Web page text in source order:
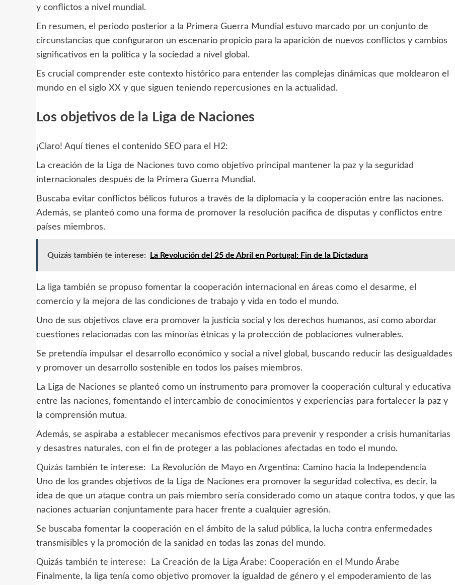
y conflictos a nivel mundial.
En resumen, el periodo posterior a la Primera Guerra Mundial estuvo marcado por un conjunto de
circunstancias que configuraron un escenario propicio para la aparición de nuevos conflictos y cambios
significativos en la política y la sociedad a nivel global.
Es crucial comprender este contexto histórico para entender las complejas dinámicas que moldearon el
mundo en el siglo XX y que siguen teniendo repercusiones en la actualidad.
Los objetivos de la Liga de Naciones
¡Claro! Aquí tienes el contenido SEO para el H2:
La creación de la Liga de Naciones tuvo como objetivo principal mantener la paz y la seguridad
internacionales después de la Primera Guerra Mundial.
Buscaba evitar conflictos bélicos futuros a través de la diplomacia y la cooperación entre las naciones.
Además, se planteó como una forma de promover la resolución pacífica de disputas y conflictos entre
países miembros.
Quizás también te interese: La Revolución del 25 de Abril en Portugal: Fin de la Dictadura
La liga también se propuso fomentar la cooperación internacional en áreas como el desarme, el
comercio y la mejora de las condiciones de trabajo y vida en todo el mundo.
Uno de sus objetivos clave era promover la justicia social y los derechos humanos, así como abordar
cuestiones relacionadas con las minorías étnicas y la protección de poblaciones vulnerables.
Se pretendía impulsar el desarrollo económico y social a nivel global, buscando reducir las desigualdades
y promover un desarrollo sostenible en todos los países miembros.
La Liga de Naciones se planteó como un instrumento para promover la cooperación cultural y educativa
entre las naciones, fomentando el intercambio de conocimientos y experiencias para fortalecer la paz y
la comprensión mutua.
Además, se aspiraba a establecer mecanismos efectivos para prevenir y responder a crisis humanitarias
y desastres naturales, con el fin de proteger a las poblaciones afectadas en todo el mundo.
Quizás también te interese:
La Revolución de Mayo en Argentina: Camino hacia la Independencia
Uno de los grandes objetivos de la Liga de Naciones era promover la seguridad colectiva, es decir, la
idea de que un ataque contra un país miembro sería considerado como un ataque contra todos, y que las
naciones actuarían conjuntamente para hacer frente a cualquier agresión.
Se buscaba fomentar la cooperación en el ámbito de la salud pública, la lucha contra enfermedades
transmisibles y la promoción de la sanidad en todas las zonas del mundo.
Quizás también te interese:
La Creación de la Liga Árabe: Cooperación en el Mundo Árabe
Finalmente, la liga tenía como objetivo promover la igualdad de género y el empoderamiento de las